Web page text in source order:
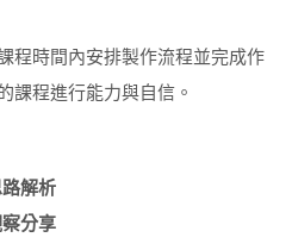
程時間內安排製作流程並完成作
課程進行能力與自信。
解析
分享